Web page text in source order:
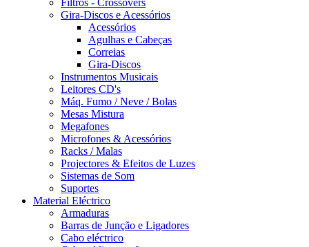
Gira-Discos e Acessórios
Acessórios
Agulhas e Cabeças
Correias
Gira-Discos
Instrumentos Musicais
Leitores CD's
Máq. Fumo / Neve / Bolas
Mesas Mistura
Megafones
Microfones & Acessórios
Racks / Malas
Projectores & Efeitos de Luzes
Sistemas de Som
Suportes
Material Eléctrico
Armaduras
Barras de Junção e Ligadores
Cabo eléctrico